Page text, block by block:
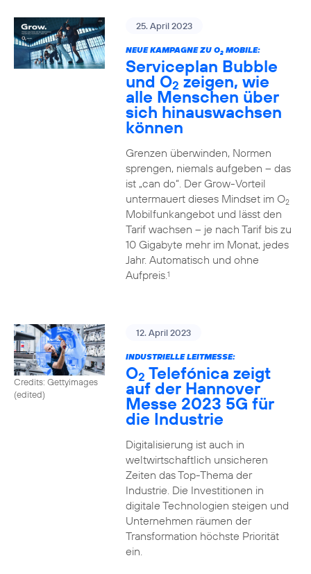
25. April 2023
NEUE KAMPAGNE ZU O2MOBILE:
Serviceplan Bubble
und O2 zeigen, wie
alle Menschen über
sich hinauswachsen
können
Grenzen überwinden, Normen
sprengen, niemals aufgeben – das
ist „can do“. Der Grow-Vorteil
untermauert dieses Mindset im O2
Mobilfunkangebot und lässt den
Tarif wachsen – je nach Tarif bis zu
10 Gigabyte mehr im Monat, jedes
Jahr. Automatisch und ohne
Aufpreis.1
Credits: Gettyimages
(edited)
12. April 2023
INDUSTRIELLE LEITMESSE:
O2 Telefónica zeigt
auf der Hannover
Messe 2023 5G für
die Industrie
Digitalisierung ist auch in
weltwirtschaftlich unsicheren
Zeiten das Top-Thema der
Industrie. Die Investitionen in
digitale Technologien steigen und
Unternehmen räumen der
Transformation höchste Priorität
ein.